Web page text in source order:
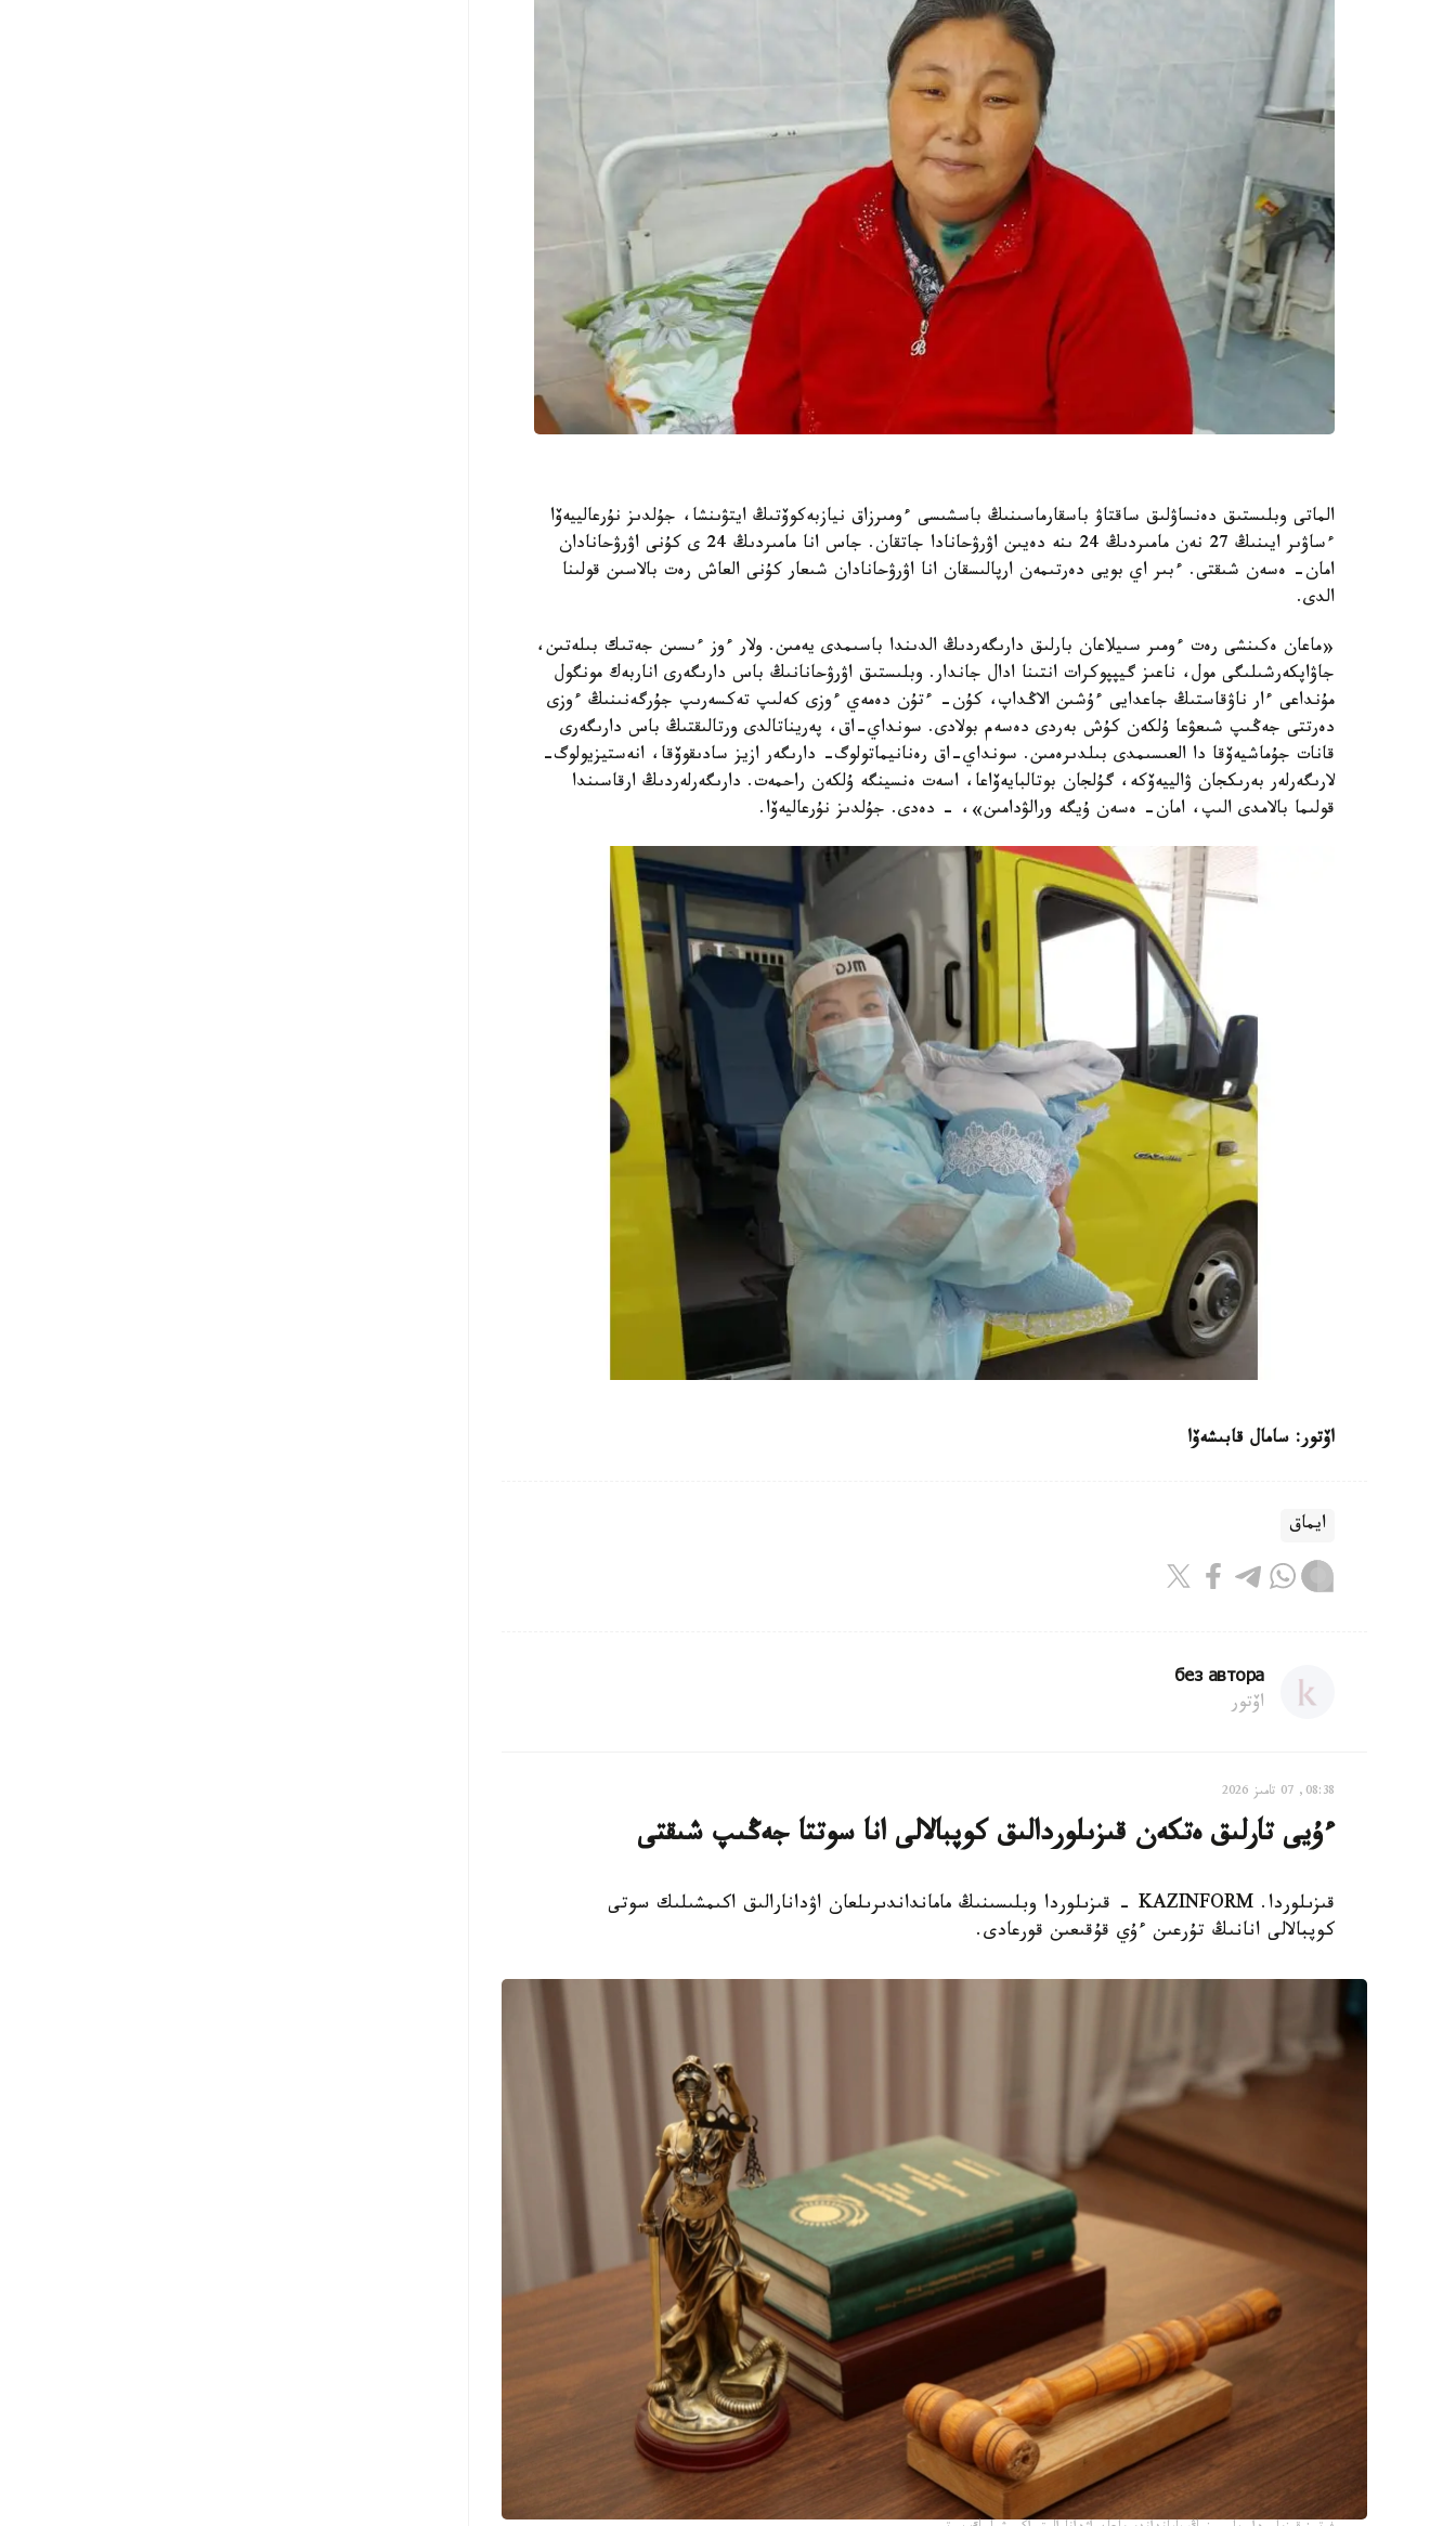
الماتى وبلىستىق دەنساۋلىق ساقتاۋ باسقارماسىنىڭ باسشىسى ءومىرزاق نيازبەكوۆتىڭ ايتۋىنشا، جۇلدىز نۇرعالييەۆا
ءساۋىر ايىنىڭ 27 نەن مامىردىڭ 24 ىنە دەيىن اۋرۋحانادا جاتقان. جاس انا مامىردىڭ 24 ى كۇنى اۋرۋحانادان
امان- ەسەن شىقتى. ءبىر اي بويى دەرتىمەن ارپالىسقان انا اۋرۋحانادان شىعار كۇنى العاش رەت بالاسىن قولىنا
الدى.
«ماعان ەكىنشى رەت ءومىر سىيلاعان بارلىق دارىگەردىڭ الدىندا باسىمدى يەمىن. ولار ءوز ءىسىن جەتىك بىلەتىن،
جاۋاپكەرشىلىگى مول، ناعىز گيپپوكرات انتىنا ادال جاندار. وبلىستىق اۋرۋحانانىڭ باس دارىگەرى اناربەك مونگول
مۇنداعى ءار ناۋقاستىڭ جاعدايى ءۇشىن الاڭداپ، كۇن- ءتۇن دەمەي ءوزى كەلىپ تەكسەرىپ جۇرگەنىنىڭ ءوزى
دەرتتى جەڭىپ شىعۋعا ۇلكەن كۇش بەردى دەسەم بولادى. سونداي-اق، پەريناتالدى ورتالىقتىڭ باس دارىگەرى
قانات جۇماشيەۆقا دا العىسىمدى بىلدىرەمىن. سونداي-اق رەنانيماتولوگ- دارىگەر ازيز سادىقوۆقا، انەستيزيولوگ-
لارىگەرلەر بەرىكجان ۋالييەۆكە، گۇلجان بوتالبايەۆاعا، اسەت ەنسينگە ۇلكەن راحمەت. دارىگەرلەردىڭ ارقاسىندا
قولىما بالامدى الىپ، امان- ەسەن ۇيگە ورالۋدامىن»، - دەدى. جۇلدىز نۇرعاليەۆا.
اۆتور: سامال قابىشەۆا
ايماق
без автора
اۆتور
08:38, 07 تامىز 2026
ءۇيى تارلىق ەتكەن قىزىلوردالىق كوپبالالى انا سوتتا جەڭىپ شىقتى
قىزىلوردا. KAZINFORM - قىزىلوردا وبلىسىنىڭ مامانداندىرىلعان اۋدانارالىق اكىمشىلىك سوتى
كوپبالالى انانىڭ تۇرعىن ءۇي قۇقىعىن قورعادى.